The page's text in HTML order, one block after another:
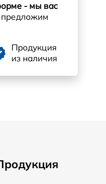
- мы вас
предложим
Продукция
из наличия